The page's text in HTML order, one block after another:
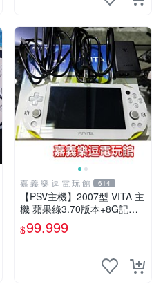
嘉 義 樂 逗 電 玩 館 614
【PSV主機】2007型 VITA 主
機 蘋果綠3.70版本+8G記憶
卡+螢幕保護貼【9成新】✪中
古二手✪嘉義樂逗電玩館
$99,999